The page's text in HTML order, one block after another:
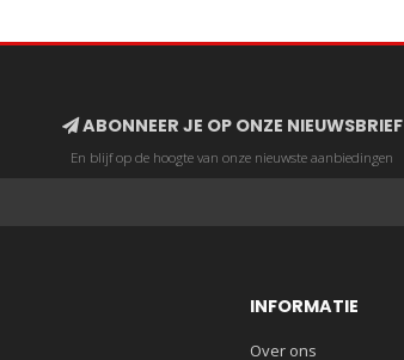
ABONNEER JE OP ONZE NIEUWSBRIEF
En blijf op de hoogte van onze nieuwste aanbiedingen
INFORMATIE
Over ons